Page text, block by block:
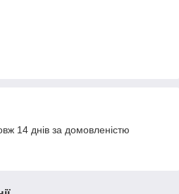
14 днів за домовленістю